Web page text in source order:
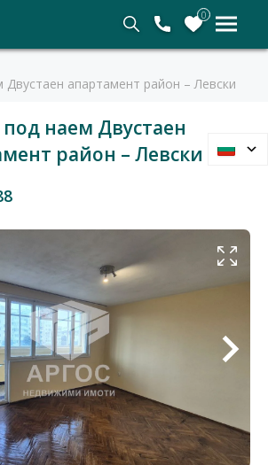
0
Двустаен апартамент район – Левски
наем Двустаен
район – Левски